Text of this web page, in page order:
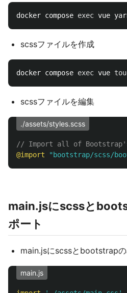
docker compose exec
scssファイルを作成
docker compose exec vue
scssファイルを編集
./assets/styles.scss
// Import all of Bootstrap's
@import
"bootstrap/scss/
main.jsにscssと
ポート
main.jsにscssとbootstrapの
main.js